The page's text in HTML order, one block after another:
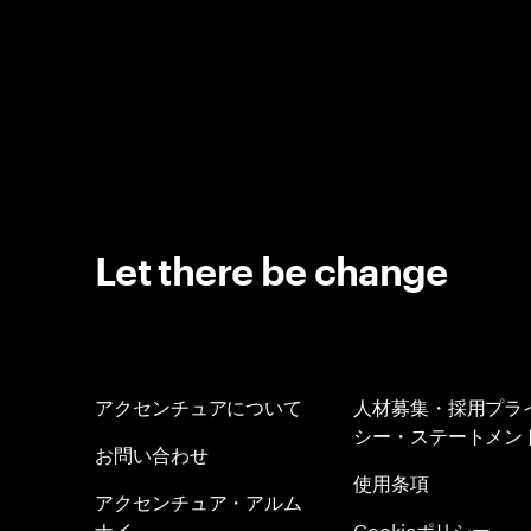
Let there be change
アクセンチュアについて
お問い合わせ
アクセンチュア・アルム
人材募集・採用プラ
シー・ステートメン
使用条項